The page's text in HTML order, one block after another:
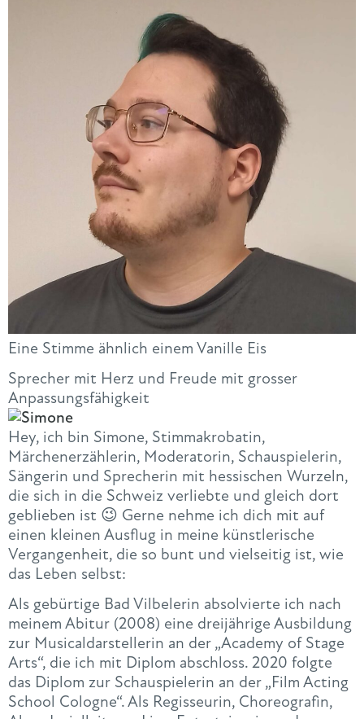
Eine Stimme ähnlich einem Vanille Eis
Sprecher mit Herz und Freude mit grosser
Anpassungsfähigkeit
Hey, ich bin Simone, Stimmakrobatin,
Märchenerzählerin, Moderatorin, Schauspielerin,
Sängerin und Sprecherin mit hessischen Wurzeln,
die sich in die Schweiz verliebte und gleich dort
geblieben ist 😉 Gerne nehme ich dich mit auf
einen kleinen Ausflug in meine künstlerische
Vergangenheit, die so bunt und vielseitig ist, wie
das Leben selbst:
Als gebürtige Bad Vilbelerin absolvierte ich nach
meinem Abitur (2008) eine dreijährige Ausbildung
zur Musicaldarstellerin an der „Academy of Stage
Arts“, die ich mit Diplom abschloss. 2020 folgte
das Diplom zur Schauspielerin an der „Film Acting
School Cologne“. Als Regisseurin, Choreografin,